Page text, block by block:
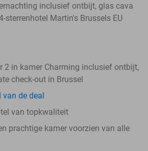
inclusief ontbijt, glas cava
sterrenhotel Martin's Brussels EU
2 in kamer Charming inclusief ontbijt,
check-out in Brussel
van de deal
van topkwaliteit
prachtige kamer voorzien van alle